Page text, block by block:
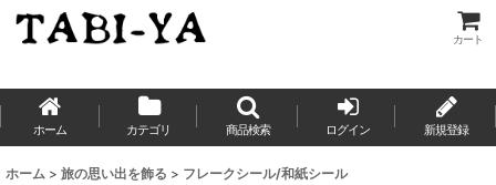
カート
ホーム カテゴリ 商品検索 ログイン 新規登録
ホーム > 旅の思い出を飾る > フレークシール/和紙シール